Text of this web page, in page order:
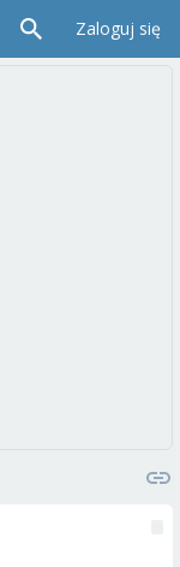
Zaloguj się